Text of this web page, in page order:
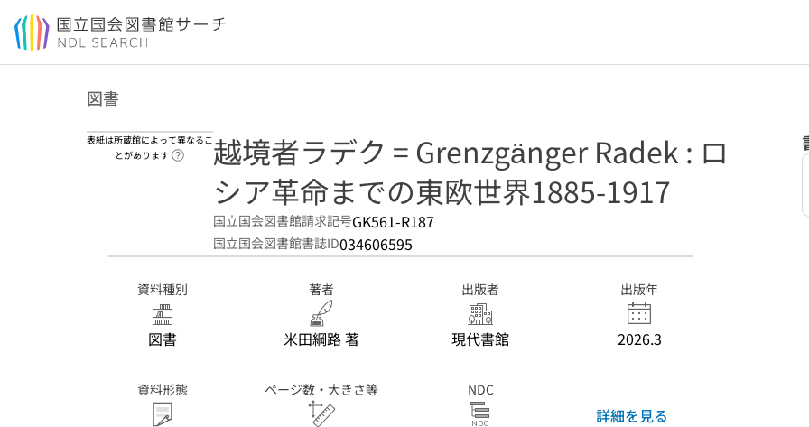
本文へ移動
図書
表紙は所蔵館によって異なるこ
とがあります
ヘルプページへのリンク
越境者ラデク = Grenzgänger Radek : ロ
シア革命までの東欧世界1885-1917
国立国会図書館請求記号GK561-R187
国立国会図書館書誌ID034606595
資料種別
図書
著者
米田綱路 著
出版者
現代書館
出版年
2026.3
資料形態 ページ数・大きさ等 NDC
詳細を見る